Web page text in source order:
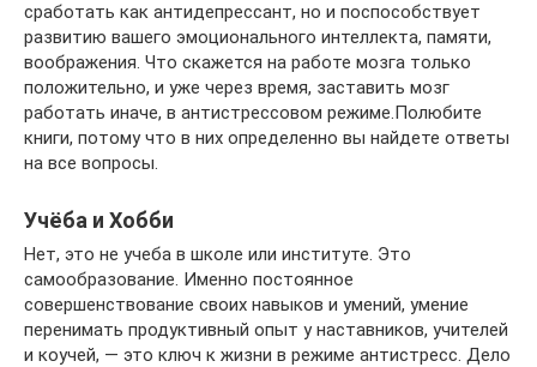
сработать как антидепрессант, но и поспособствует
развитию вашего эмоционального интеллекта, памяти,
воображения. Что скажется на работе мозга только
положительно, и уже через время, заставить мозг
работать иначе, в антистрессовом режиме.Полюбите
книги, потому что в них определенно вы найдете ответы
на все вопросы.
Учёба и Хобби
Нет, это не учеба в школе или институте. Это
самообразование. Именно постоянное
совершенствование своих навыков и умений, умение
перенимать продуктивный опыт у наставников, учителей
и коучей, — это ключ к жизни в режиме антистресс. Дело